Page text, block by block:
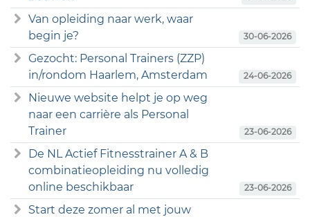
Van opleiding naar werk, waar
begin je?
30-06-2026
Gezocht: Personal Trainers (ZZP)
in/rondom Haarlem, Amsterdam
24-06-2026
Nieuwe website helpt je op weg
naar een carrière als Personal
Trainer
23-06-2026
De NL Actief Fitnesstrainer A & B
combinatieopleiding nu volledig
online beschikbaar
23-06-2026
Start deze zomer al met jouw